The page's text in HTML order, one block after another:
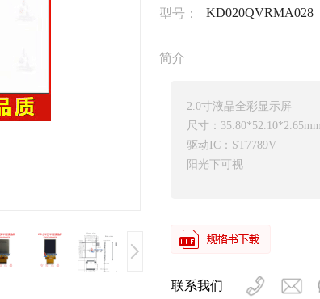
型号： KD020QVRMA028
简介
2.0寸液晶全彩显示屏
尺寸：35.80*52.10*2.65mm
驱动IC：ST7789V
阳光下可视
联系我们